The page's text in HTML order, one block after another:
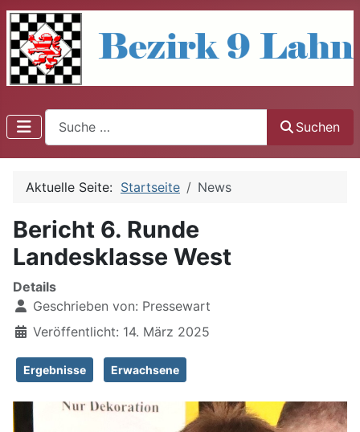
Suchen
Suchen
Aktuelle Seite: Startseite News
Bericht 6. Runde
Landesklasse West
Details
Geschrieben von: Pressewart
Veröffentlicht: 14. März 2025
Ergebnisse Erwachsene